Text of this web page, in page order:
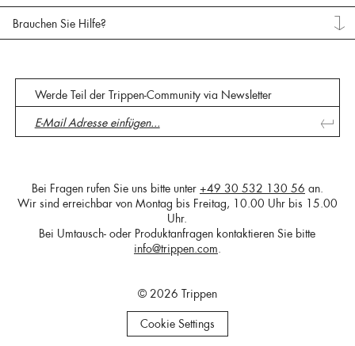
Brauchen Sie Hilfe?
Werde Teil der Trippen-Community via Newsletter
Bei Fragen rufen Sie uns bitte unter +49 30 532 130 56 an.
Wir sind erreichbar von Montag bis Freitag, 10.00 Uhr bis 15.00
Uhr.
Bei Umtausch- oder Produktanfragen kontaktieren Sie bitte
info@trippen.com.
© 2026 Trippen
Cookie Settings